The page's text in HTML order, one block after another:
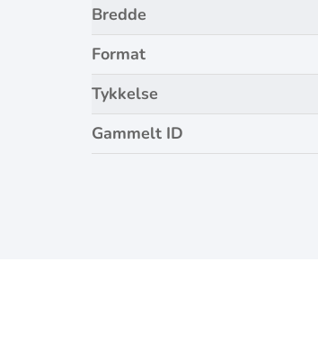
Bredde
Format
Tykkelse
Gammelt ID